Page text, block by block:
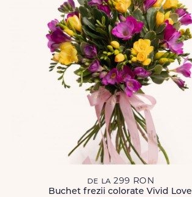
de la 299 RON
Buchet frezii colorate Vivid Love